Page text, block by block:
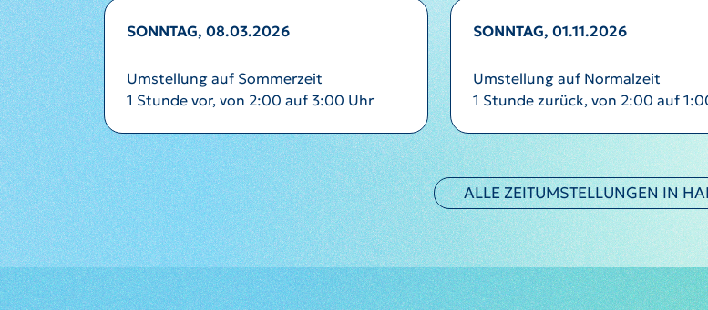
SONNTAG, 08.03.2026
Umstellung auf Sommerzeit
1 Stunde vor, von 2:00 auf 3:00 Uhr
SONNTAG, 01.11.2026
Umstellung auf Normalzeit
1 Stunde zurück, von 2:00 auf
ALLE ZEITUMSTELLUNGEN IN